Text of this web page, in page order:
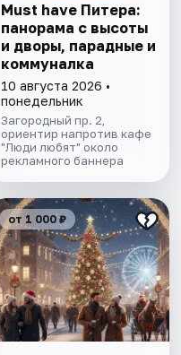
Must have Питера:
панорама с высоты
и дворы, парадные и
коммуналка
10 августа 2026 •
понедельник
Загородный пр. 2,
ориентир напротив кафе
"Люди любят" около
рекламного баннера
от 1 000 ₽